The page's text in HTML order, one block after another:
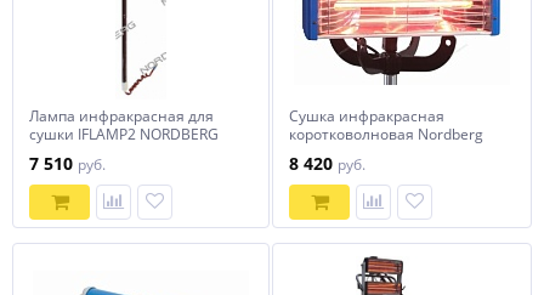
Лампа инфракрасная для
сушки IFLAMP2 NORDBERG
7 510 руб.
Сушка инфракрасная
коротковолновая Nordberg
8 420 руб.